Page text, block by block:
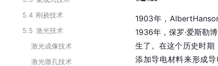
5.4 刚挠技术
5.5 激光技术
激光成像技术
激光微孔技术
1903年，
1936年，保罗·爱斯勒
生了。在这个历史时期
添加导电材料来形成